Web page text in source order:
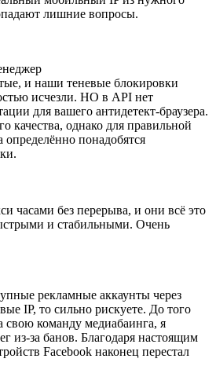
лишние вопросы.
и наши теневые блокировки
исчезли. НО в API нет
для вашего антидетект-браузера.
качества, однако для правильной
определённо понадобятся
часами без перерыва, и они всё это
и стабильными. Очень
рекламные аккаунты через
IP, то сильно рискуете. До того
свою команду медиабаинга, я
из-за банов. Благодаря настоящим
Facebook наконец перестал